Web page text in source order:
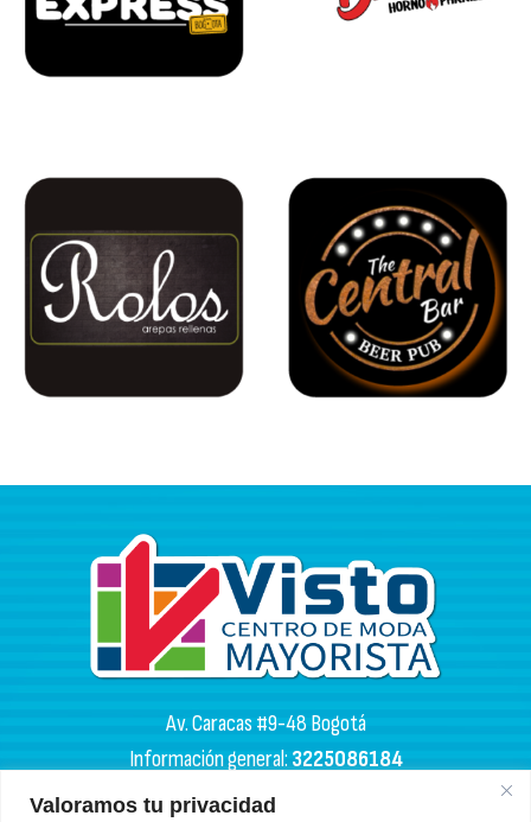
Valoramos tu privacidad
Av. Caracas #9-48 Bogotá
Información general:3225086184
PQR:3102133050